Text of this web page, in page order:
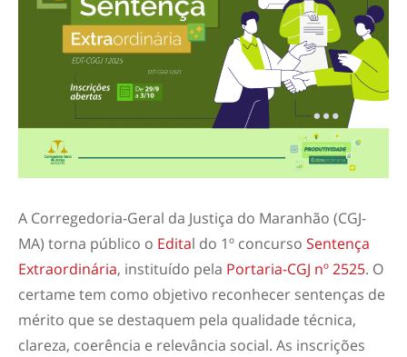
A Corregedoria-Geral da Justiça do Maranhão (CGJ-
MA) torna público o Edital do 1º concurso Sentença
Extraordinária, instituído pela Portaria-CGJ nº 2525. O
certame tem como objetivo reconhecer sentenças de
mérito que se destaquem pela qualidade técnica,
clareza, coerência e relevância social. As inscrições